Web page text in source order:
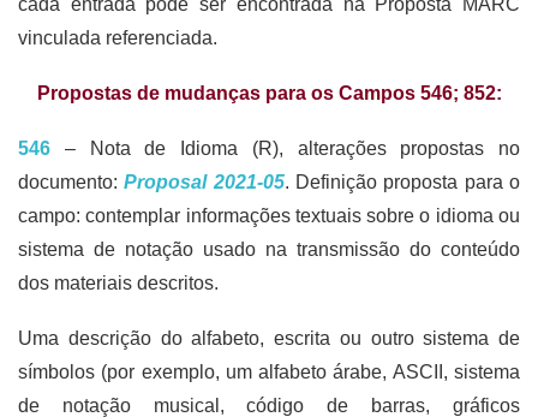
cada entrada pode ser encontrada na Proposta MARC
vinculada referenciada.
Propostas de mudanças para os Campos 546; 852:
546 – Nota de Idioma (R), alterações propostas no
documento:Proposal 2021-05. Definição proposta para o
campo: contemplar informações textuais sobre o idioma ou
sistema de notação usado na transmissão do conteúdo
dos materiais descritos.
Uma descrição do alfabeto, escrita ou outro sistema de
símbolos (por exemplo, um alfabeto árabe, ASCII, sistema
de notação musical, código de barras, gráficos